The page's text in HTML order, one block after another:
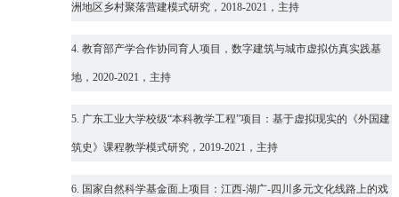
洲地区乡村聚落营建模式研究，2018-2021，主持
4.教育部产学合作协同育人项目，数字建筑与城市虚拟仿真实践基
地，2020-2021，主持
5. 广东工业大学校级“本科教学工程”项目：基于虚拟现实的《外国建
筑史》课程教学模式研究，2019-2021，主持
6. 国家自然科学基金面上项目：江西-湖广-四川多元文化线路上的戏